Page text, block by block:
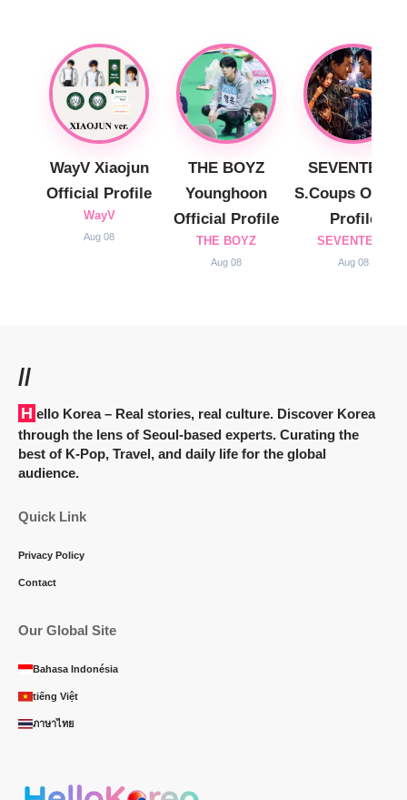
WayV Xiaojun
Official Profile
WayV
Aug 08
THE BOYZ
Younghoon
Official Profile
THE BOYZ
Aug 08
SEVENTEEN
S.Coups
Profile
SEVENTEEN
Aug 08
//
Hello Korea– Real stories, real culture. Discover Korea
through the lens of Seoul-based experts. Curating the
best of K-Pop, Travel, and daily life for the global
audience.
Quick Link
Privacy Policy
Contact
Our Global Site
Bahasa Indonésia
tiếng Việt
ภาษาไทย